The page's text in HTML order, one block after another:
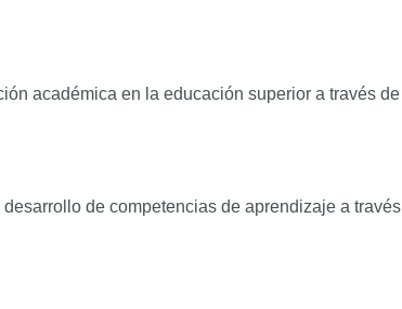
académica en la educación superior a través
de competencias de aprendizaje a